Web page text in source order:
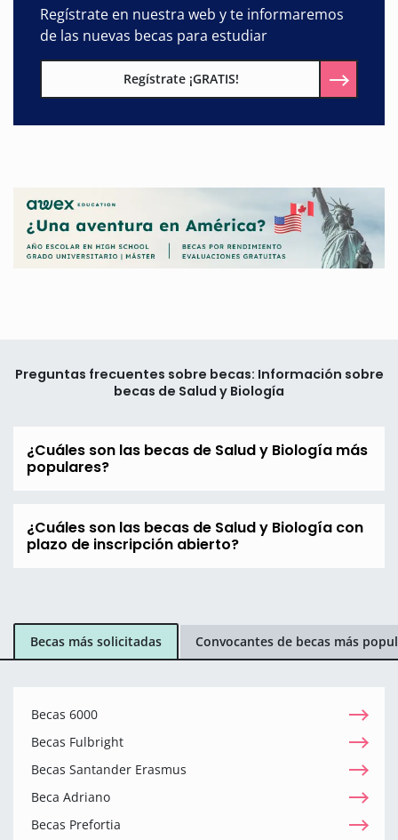
Regístrate en nuestra web y te informaremos
de las nuevas becas para estudiar
Regístrate ¡GRATIS!
Preguntas frecuentes sobre becas: Información sobre
becas de Salud y Biología
¿Cuáles son las becas de Salud y Biología más
populares?
¿Cuáles son las becas de Salud y Biología con
plazo de inscripción abierto?
Becas más solicitadas Convocantes de becas más
Becas 6000
Becas Fulbright
Becas Santander Erasmus
Beca Adriano
Becas Prefortia